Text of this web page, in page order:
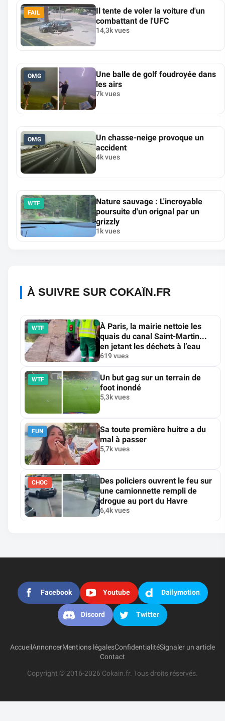
FAIL
Il tente de voler la voiture d'un
combattant de l'UFC
14,3k vues
OMG
Une balle de golf foudroyée dans
les airs
7k vues
OMG
Un chasse-neige provoque un
accident
4k vues
WTF
Nature sauvage : L'incroyable
poursuite d'un orignal par un
grizzly
1k vues
À SUIVRE SUR COKAÏN.FR
WTF
À Paris, la mairie nettoie les
quais du canal Saint-Martin...
en jetant les déchets à l’eau
619 vues
WTF
Un but gag sur un terrain de
foot inondé
5,3k vues
FUN
Sa toute première huitre a du
mal à passer
5,7k vues
CHOC
Des policiers ouvrent le feu sur
une camionnette rempli de
drogue au port du Havre
6,4k vues
Facebook Youtube Dailymotion
Discord Twitter
AccueilAnnoncerMentions légalesConfidentialitéSignaler un article
Contact
Copyright © 2016-2026 Cokain.fr. Tous droits réservés.